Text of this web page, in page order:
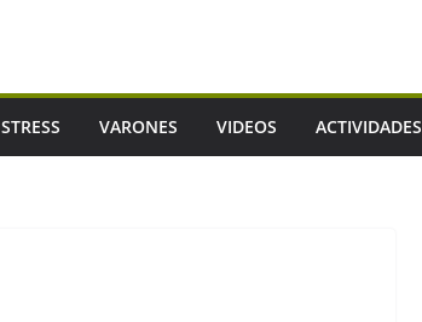
STRESS VARONES VIDEOS ACTIVIDADES